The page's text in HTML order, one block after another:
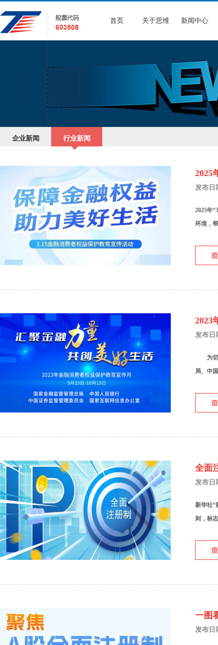
首页 关于思维 新闻中心
企业新闻 行业新闻
2025
发布日
2025年
环境，
2023
发布日
为切实
局、中
全面
发布日
新华社“
则，标
一图
发布日